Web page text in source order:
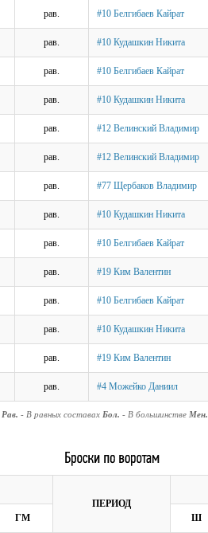
рав. #10 Белгибаев Кайрат
рав. #10 Кудашкин Никита
рав. #10 Белгибаев Кайрат
рав. #10 Кудашкин Никита
рав. #12 Велинский Владимир
рав. #12 Велинский Владимир
рав. #77 Щербаков Владимир
рав. #10 Кудашкин Никита
рав. #10 Белгибаев Кайрат
рав. #19 Ким Валентин
рав. #10 Белгибаев Кайрат
рав. #10 Кудашкин Никита
рав. #19 Ким Валентин
рав. #4 Можейко Даниил
Рав. - В равных составах Бол. - В большинстве Мен.
ПЕРИОД
ГМ Ш